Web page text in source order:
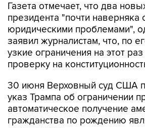
Газета отмечает, что два
президента "почти наверняка
юридическими проблемами",
заявил журналистам, что, по
узкие ограничения на этот
проверку на
30 июня Верховный суд США
указ Трампа об ограничении
автоматическое получение
гражданства по рождению